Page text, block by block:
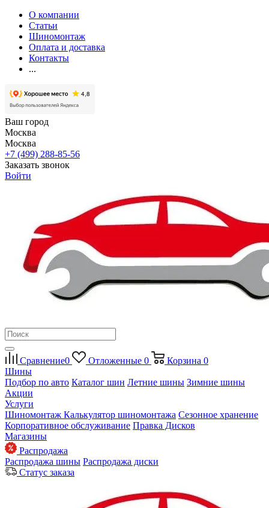
О компании
Статьи
Шиномонтаж
Оплата и доставка
Контакты
...
Ваш город
Москва
Москва
+7 (499) 288-85-56
Заказать звонок
Войти
Сравнение0 Отложенные 0 Корзина 0
Шины
Подбор по авто Каталог шин Летние шины Зимние шины
Акции
Услуги
Шиномонтаж Калькулятор шиномонтажа Сезонное хранение
Корпоративное обслуживание Правка Дисков
Магазины
Распродажа
Распродажа шины Распродажа диски
Статус заказа